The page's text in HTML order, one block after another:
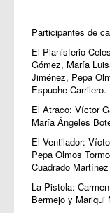
Participantes de
El Planisferio
Gómez, María
Jiménez, Pepa
Espuche Carrilero.
El Atraco: Víctor
María Ángeles
El Ventilador:
Pepa Olmos
Cuadrado
La Pistola:
Bermejo y